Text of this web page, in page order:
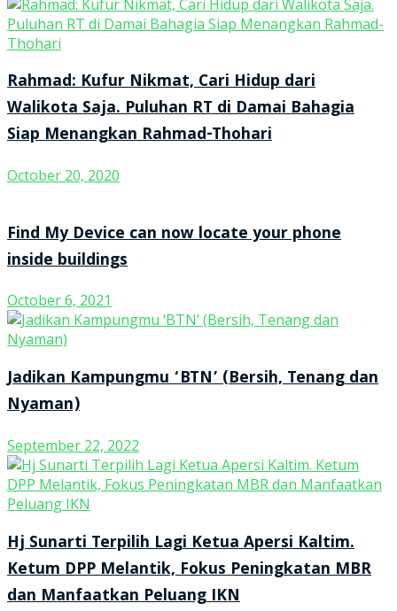
Rahmad: Kufur Nikmat, Cari Hidup dari
Walikota Saja. Puluhan RT di Damai Bahagia
Siap Menangkan Rahmad-Thohari
October 20, 2020
Find My Device can now locate your phone
inside buildings
October 6, 2021
Jadikan Kampungmu ‘BTN’ (Bersih, Tenang dan
Nyaman)
September 22, 2022
Hj Sunarti Terpilih Lagi Ketua Apersi Kaltim.
Ketum DPP Melantik, Fokus Peningkatan MBR
dan Manfaatkan Peluang IKN